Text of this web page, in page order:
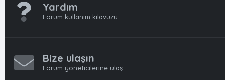
Yardım
Forum kullanım kılavuzu
Bize ulaşın
Forum yöneticilerine ulaş